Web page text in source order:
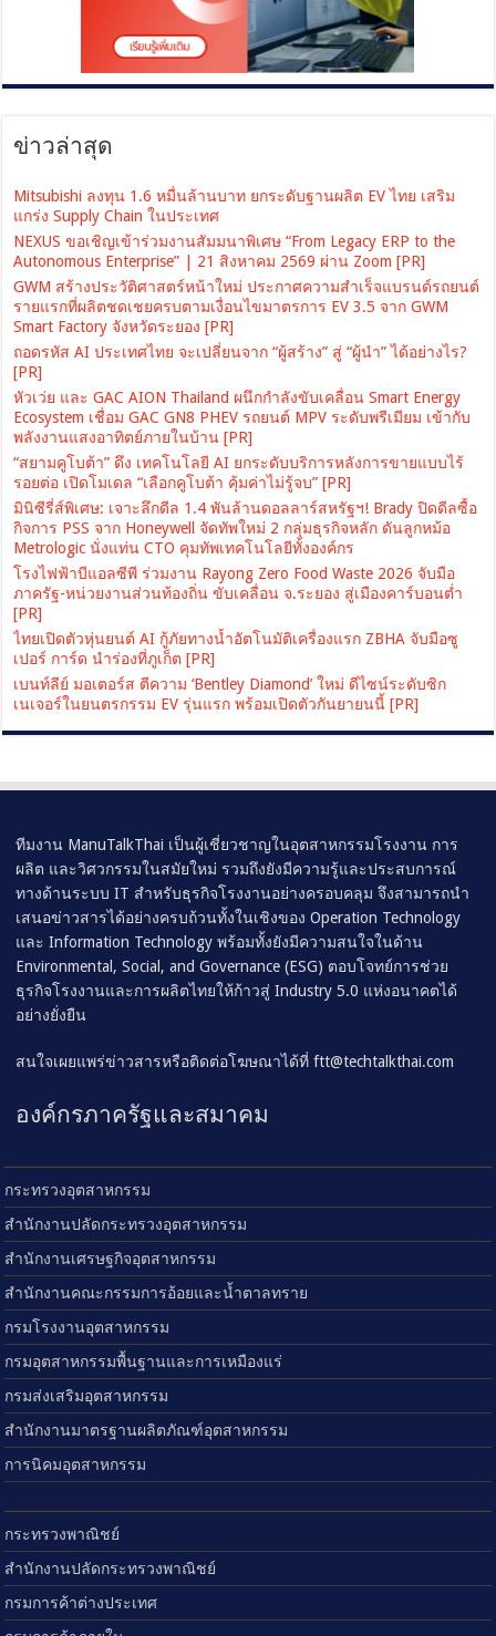
ข่าวล่าสุด
Mitsubishi ลงทุน 1.6 หมื่นล้านบาท ยกระดับฐานผลิต EV ไทย เสริม
แกร่ง Supply Chain ในประเทศ
NEXUS ขอเชิญเข้าร่วมงานสัมมนาพิเศษ “From Legacy ERP to the
Autonomous Enterprise” | 21 สิงหาคม 2569 ผ่าน Zoom [PR]
GWM สร้างประวัติศาสตร์หน้าใหม่ ประกาศความสำเร็จแบรนด์รถยนต์
รายแรกที่ผลิตชดเชยครบตามเงื่อนไขมาตรการ EV 3.5 จาก GWM
Smart Factory จังหวัดระยอง [PR]
ถอดรหัส AI ประเทศไทย จะเปลี่ยนจาก “ผู้สร้าง” สู่ “ผู้นำ” ได้อย่างไร?
[PR]
หัวเว่ย และ GAC AION Thailand ผนึกกำลังขับเคลื่อน Smart Energy
Ecosystem เชื่อม GAC GN8 PHEV รถยนต์ MPV ระดับพรีเมียม เข้ากับ
พลังงานแสงอาทิตย์ภายในบ้าน [PR]
“สยามคูโบต้า” ดึง เทคโนโลยี AI ยกระดับบริการหลังการขายแบบไร้
รอยต่อ เปิดโมเดล “เลือกคูโบต้า คุ้มค่าไม่รู้จบ” [PR]
มินิซีรี่ส์พิเศษ: เจาะลึกดีล 1.4 พันล้านดอลลาร์สหรัฐฯ! Brady ปิดดีลซื้อ
กิจการ PSS จาก Honeywell จัดทัพใหม่ 2 กลุ่มธุรกิจหลัก ดันลูกหม้อ
Metrologic นั่งแท่น CTO คุมทัพเทคโนโลยีทั้งองค์กร
โรงไฟฟ้าบีแอลซีพี ร่วมงาน Rayong Zero Food Waste 2026 จับมือ
ภาครัฐ-หน่วยงานส่วนท้องถิ่น ขับเคลื่อน จ.ระยอง สู่เมืองคาร์บอนต่ำ
[PR]
ไทยเปิดตัวหุ่นยนต์ AI กู้ภัยทางน้ำอัตโนมัติเครื่องแรก ZBHA จับมือซู
เปอร์ การ์ด นำร่องที่ภูเก็ต [PR]
เบนท์ลีย์ มอเตอร์ส ตีความ ‘Bentley Diamond’ ใหม่ ดีไซน์ระดับซิก
เนเจอร์ในยนตรกรรม EV รุ่นแรก พร้อมเปิดตัวกันยายนนี้ [PR]
ทีมงาน ManuTalkThai เป็นผู้เชี่ยวชาญในอุตสาหกรรมโรงงาน การ
ผลิต และวิศวกรรมในสมัยใหม่ รวมถึงยังมีความรู้และประสบการณ์
ทางด้านระบบ IT สำหรับธุรกิจโรงงานอย่างครอบคลุม จึงสามารถนำ
เสนอข่าวสารได้อย่างครบถ้วนทั้งในเชิงของ Operation Technology
และ Information Technology พร้อมทั้งยังมีความสนใจในด้าน
Environmental, Social, and Governance (ESG) ตอบโจทย์การช่วย
ธุรกิจโรงงานและการผลิตไทยให้ก้าวสู่ Industry 5.0 แห่งอนาคตได้
อย่างยั่งยืน
สนใจเผยแพร่ข่าวสารหรือติดต่อโฆษณาได้ที่ftt@techtalkthai.com
องค์กรภาครัฐและสมาคม
กระทรวงอุตสาหกรรม
สำนักงานปลัดกระทรวงอุตสาหกรรม
สำนักงานเศรษฐกิจอุตสาหกรรม
สำนักงานคณะกรรมการอ้อยและน้ำตาลทราย
กรมโรงงานอุตสาหกรรม
กรมอุตสาหกรรมพื้นฐานและการเหมืองแร่
กรมส่งเสริมอุตสาหกรรม
สำนักงานมาตรฐานผลิตภัณฑ์อุตสาหกรรม
การนิคมอุตสาหกรรม
กระทรวงพาณิชย์
สำนักงานปลัดกระทรวงพาณิชย์
กรมการค้าต่างประเทศ